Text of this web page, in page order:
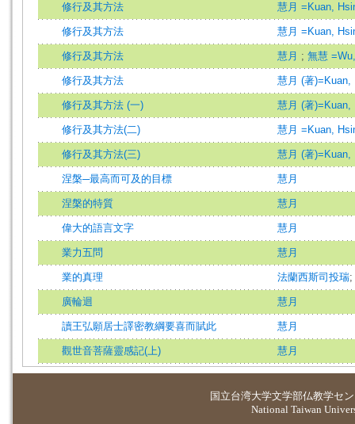
修行及其方法 慧月 =Kuan,
修行及其方法 慧月 =Kuan,
修行及其方法 慧月 ; 無慧
修行及其方法 慧月 (著)=Kuan,
修行及其方法 (一) 慧月 (著)=Kuan,
修行及其方法(二) 慧月 =Kuan,
修行及其方法(三) 慧月 (著)=Kuan,
涅槃─最高而可及的目標 慧月
涅槃的特質 慧月
偉大的語言文字 慧月
業力五問 慧月
業的真理 法蘭西斯司投瑞;
廣輪迴 慧月
讀王弘願居士譯密教綱要喜而賦此 慧月
觀世音菩薩靈感記(上) 慧月
国立台湾大学文学部仏教学セ
National Taiwan